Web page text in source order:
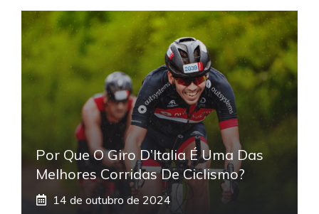
Por Que O Giro D’Italia É Uma Das
Melhores Corridas De Ciclismo?
14 de outubro de 2024